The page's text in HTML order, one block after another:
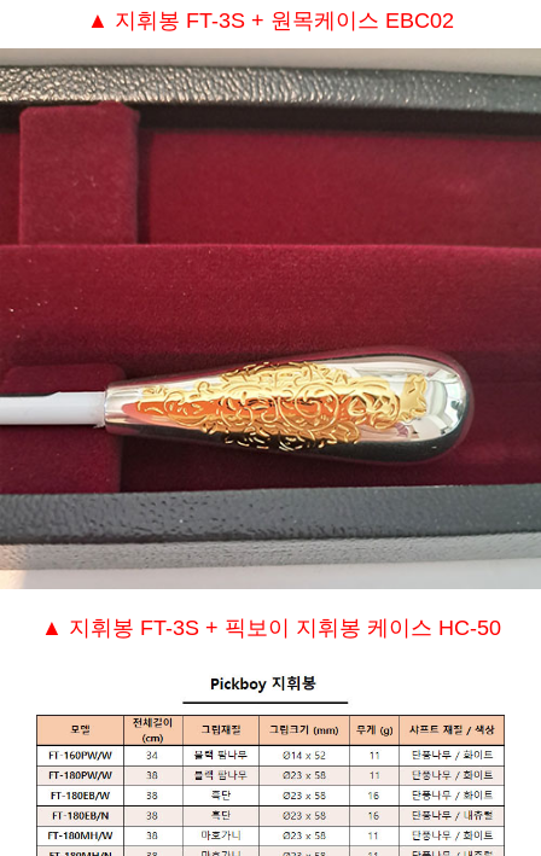
▲ 지휘봉 FT-3S + 원목케이스 EBC02
▲ 지휘봉 FT-3S + 픽보이 지휘봉 케이스 HC-50